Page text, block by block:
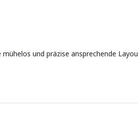
und präzise ansprechende